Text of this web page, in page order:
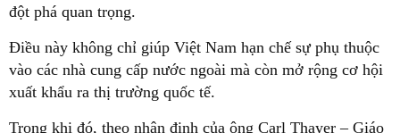
đột phá quan trọng.
Điều này không chỉ giúp Việt Nam hạn chế sự phụ thuộc
vào các nhà cung cấp nước ngoài mà còn mở rộng cơ hội
xuất khẩu ra thị trường quốc tế.
Trong khi đó, theo nhận định của ông Carl Thayer – Giáo